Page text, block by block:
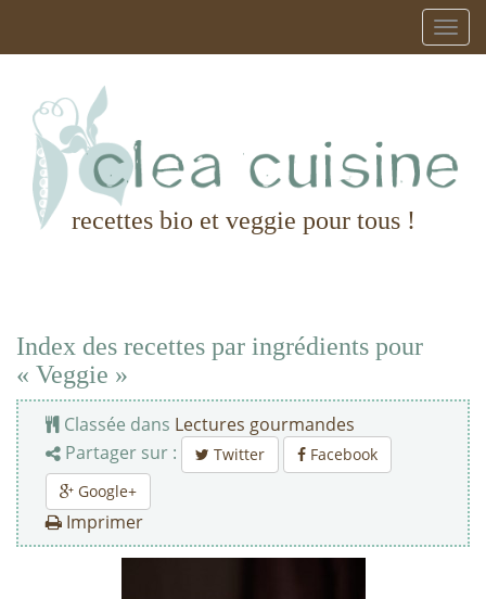
recettes bio et veggie pour tous !
Index des recettes par ingrédients pour
« Veggie »
Classée dans Lectures gourmandes
Partager sur :
Twitter
Facebook
Google+
Imprimer